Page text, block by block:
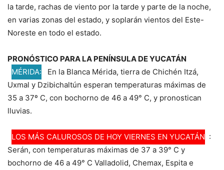
la tarde, rachas de viento por la tarde y parte de la noche,
en varias zonas del estado, y soplarán vientos del Este-
Noreste en todo el estado.
PRONÓSTICO PARA LA PENÍNSULA DE YUCATÁN
MÉRIDA:
En la Blanca Mérida, tierra de Chichén Itzá,
Uxmal y Dzibichaltún esperan temperaturas máximas de
35 a 37º C, con bochorno de 46 a 49° C, y pronostican
lluvias.
LOS MÁS CALUROSOS DE HOY VIERNES EN YUCATÁN :
Serán, con temperaturas máximas de 37 a 39° C y
bochorno de 46 a 49° C Valladolid, Chemax, Espita e